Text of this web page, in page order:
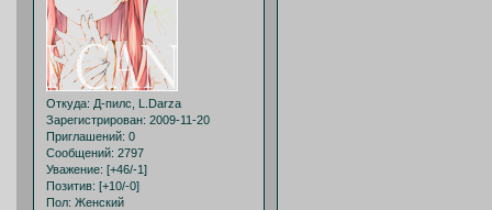
Откуда: Д-пилс, L.Darza
Зарегистрирован: 2009-11-20
Приглашений: 0
Сообщений: 2797
Уважение: [+46/-1]
Позитив: [+10/-0]
Пол: Женский